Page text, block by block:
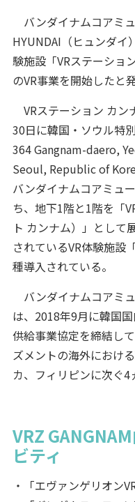
バンダイナムコアミ
HYUNDAI（ヒュンダイ
験施設「VRステーショ
のVR事業を開始したと
VRステーション カン
30日に韓国・ソウル特
364 Gangnam-daero,
Seoul, Republic of
バンダイナムコアミュ
ち、地下1階と1階を「
ト カンナム）」として
されているVR体験施設
種導入されている。
バンダイナムコアミ
は、2018年9月に韓国
供給事業協定を締結し
ズメントの海外におけ
カ、フィリピンに次ぐ4
VRZ
ビティ
・「エヴァンゲリオン